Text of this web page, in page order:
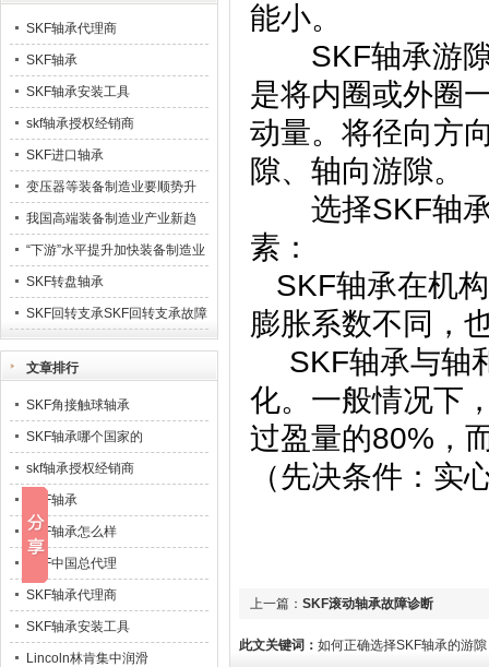
SKF轴承代理商
SKF轴承
SKF轴承安装工具
skf轴承授权经销商
SKF进口轴承
变压器等装备制造业要顺势升
级23
我国高端装备制造业产业新趋
势
“下游”水平提升加快装备制造业
业发展
SKF转盘轴承
SKF回转支承SKF回转支承故障
排除
文章排行
SKF角接触球轴承
SKF轴承哪个国家的
skf轴承授权经销商
SKF轴承
SKF轴承怎么样
SKF中国总代理
SKF轴承代理商
SKF轴承安装工具
Lincoln林肯集中润滑
能小。
SKF轴承游隙
是将内圈或外圈
动量。将径向方
隙、轴向游隙。
选择SKF轴承
素：
SKF轴承在机
膨胀系数不同，
SKF轴承与轴
化。一般情况下
过盈量的80%，
（先决条件：实
上一篇： SKF滚动轴承故障诊断
此文关键词： 如何正确选择SKF​轴承的游隙